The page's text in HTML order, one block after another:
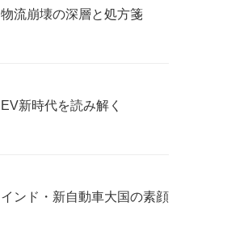
物流崩壊の深層と処方箋
EV新時代を読み解く
インド・新自動車大国の素顔